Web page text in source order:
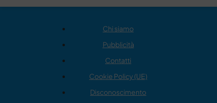
Chi siamo
Pubblicità
Contatti
Cookie Policy (UE)
Disconoscimento